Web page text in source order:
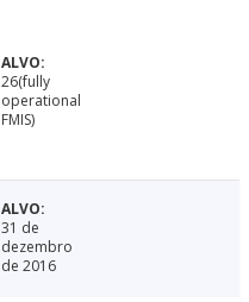
26(fully
operational
FMIS)
31 de
dezembro
de 2016